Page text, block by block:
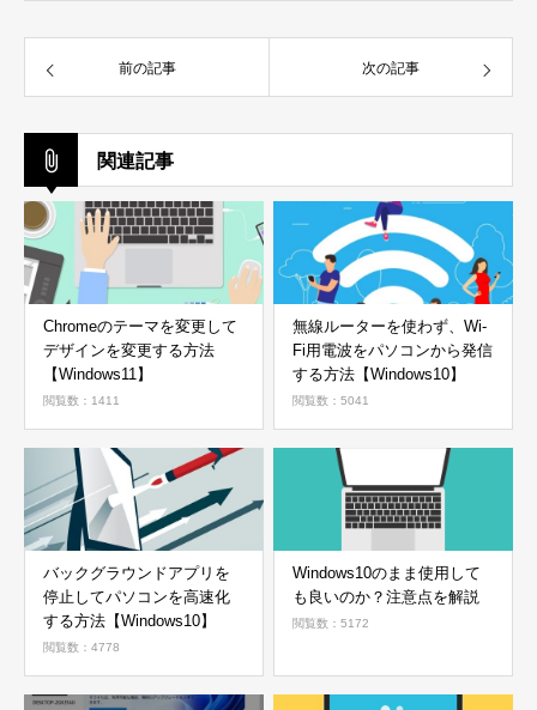
前の記事 次の記事
関連記事
Chromeのテーマを変更して
デザインを変更する方法
【Windows11】
閲覧数：1411
無線ルーターを使わず、Wi-
Fi用電波をパソコンから発信
する方法【Windows10】
閲覧数：5041
バックグラウンドアプリを
停止してパソコンを高速化
する方法【Windows10】
閲覧数：4778
Windows10のまま使用して
も良いのか？注意点を解説
閲覧数：5172